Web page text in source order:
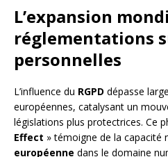
L’expansion
réglementations
personnelles
L’influence du RGPD dépasse
européennes, catalysant un
législations plus protectrices. Ce
Effect » témoigne de la capacité
européenne dans le domaine